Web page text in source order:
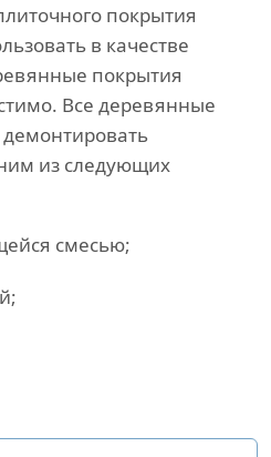
покрытия
в качестве
покрытия
Все деревянные
из следующих
смесью;